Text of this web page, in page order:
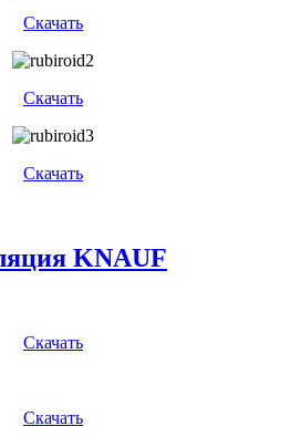
Скачать
Скачать
Скачать
KNAUF
Скачать
Скачать